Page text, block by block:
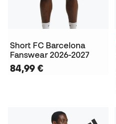
Short FC Barcelona
Fanswear 2026-2027
84,99 €